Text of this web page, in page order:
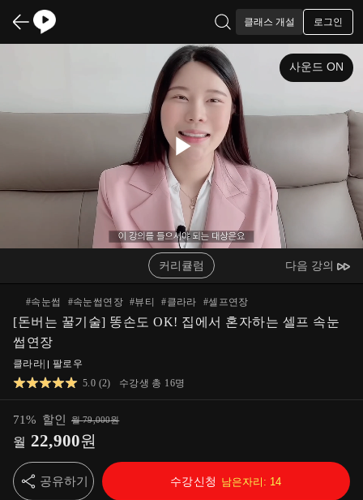
클래스 개설 로그인
Play
Video
사운드 ON
커리큘럼 다음 강의
#속눈썹 #속눈썹연장 #뷰티 #클라라 #셀프연장
[돈버는 꿀기술] 똥손도 OK! 집에서 혼자하는 셀프 속눈
썹연장
클라라|
팔로우
5.0 (2) 수강생 총 16명
71% 할인 월79,000원
월 22,900원
공유하기 수강신청 남은자리: 14